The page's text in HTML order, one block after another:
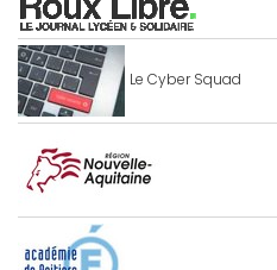
Le Cyber Squad